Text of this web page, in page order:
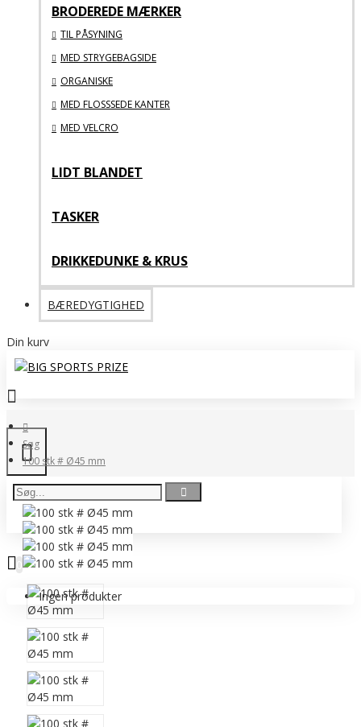
BRODEREDE MÆRKER
TIL PÅSYNING
MED STRYGEBAGSIDE
ORGANISKE
MED FLOSSSEDE KANTER
MED VELCRO
LIDT BLANDET
TASKER
DRIKKEDUNKE & KRUS
BÆREDYGTIGHED
Din kurv
0 vare(r) - 0,00 DKK
Ingen produkter
Søg
100 stk # Ø45 mm